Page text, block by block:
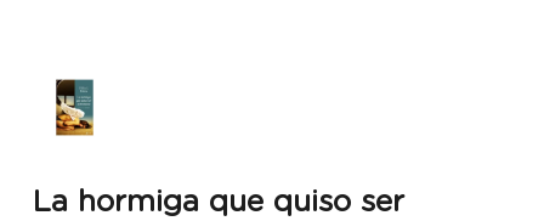
La hormiga que quiso ser